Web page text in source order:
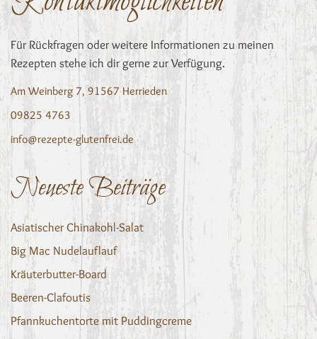
Für Rückfragen oder weitere Informationen zu meinen
Rezepten stehe ich dir gerne zur Verfügung.
Am Weinberg 7, 91567 Herrieden
09825 4763
info@rezepte-glutenfrei.de
Neueste Beiträge
Asiatischer Chinakohl-Salat
Big Mac Nudelauflauf
Kräuterbutter-Board
Beeren-Clafoutis
Pfannkuchentorte mit Puddingcreme